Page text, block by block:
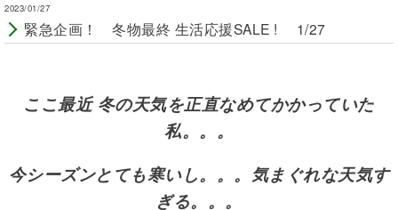
2023/01/27
緊急企画！ 冬物最終 生活応援SALE ! 1/27
ここ最近 冬の天気を正直なめてかかっていた
私。。。
今シーズンとても寒いし。。。気まぐれな天気す
ぎる。。。